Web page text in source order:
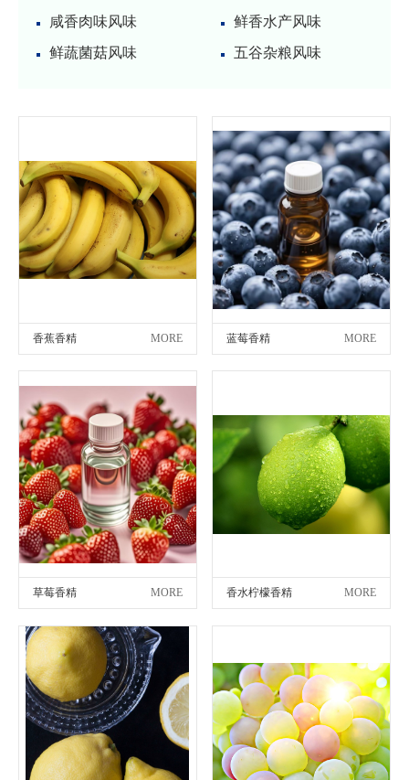
咸香肉味风味
鲜香水产风味
鲜蔬菌菇风味
五谷杂粮风味
香蕉香精 MORE 蓝莓香精 MORE
草莓香精 MORE 香水柠檬香精 MORE